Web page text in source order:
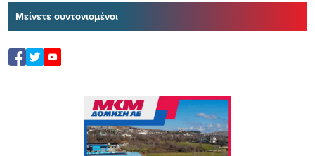
Μείνετε συντονισμένοι